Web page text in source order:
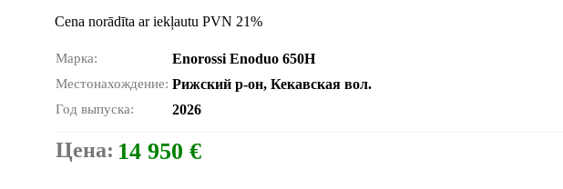
Cena norādīta ar iekļautu PVN 21%
Марка: Enorossi Enoduo 650H
Местонахождение: Рижский р-он, Кекавская вол.
Год выпуска: 2026
Цена: 14 950 €